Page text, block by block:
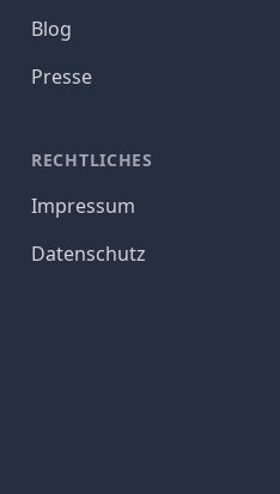
Blog
Presse
RECHTLICHES
Impressum
Datenschutz